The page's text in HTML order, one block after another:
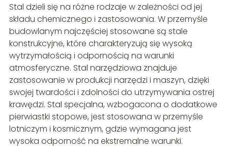
Stal dzieli się na różne rodzaje w zależności od jej
składu chemicznego i zastosowania. W przemyśle
budowlanym najczęściej stosowane są stale
konstrukcyjne, które charakteryzują się wysoką
wytrzymałością i odpornością na warunki
atmosferyczne. Stal narzędziowa znajduje
zastosowanie w produkcji narzędzi i maszyn, dzięki
swojej twardości i zdolności do utrzymywania ostrej
krawędzi. Stal specjalna, wzbogacona o dodatkowe
pierwiastki stopowe, jest stosowana w przemyśle
lotniczym i kosmicznym, gdzie wymagana jest
wysoka odporność na ekstremalne warunki.